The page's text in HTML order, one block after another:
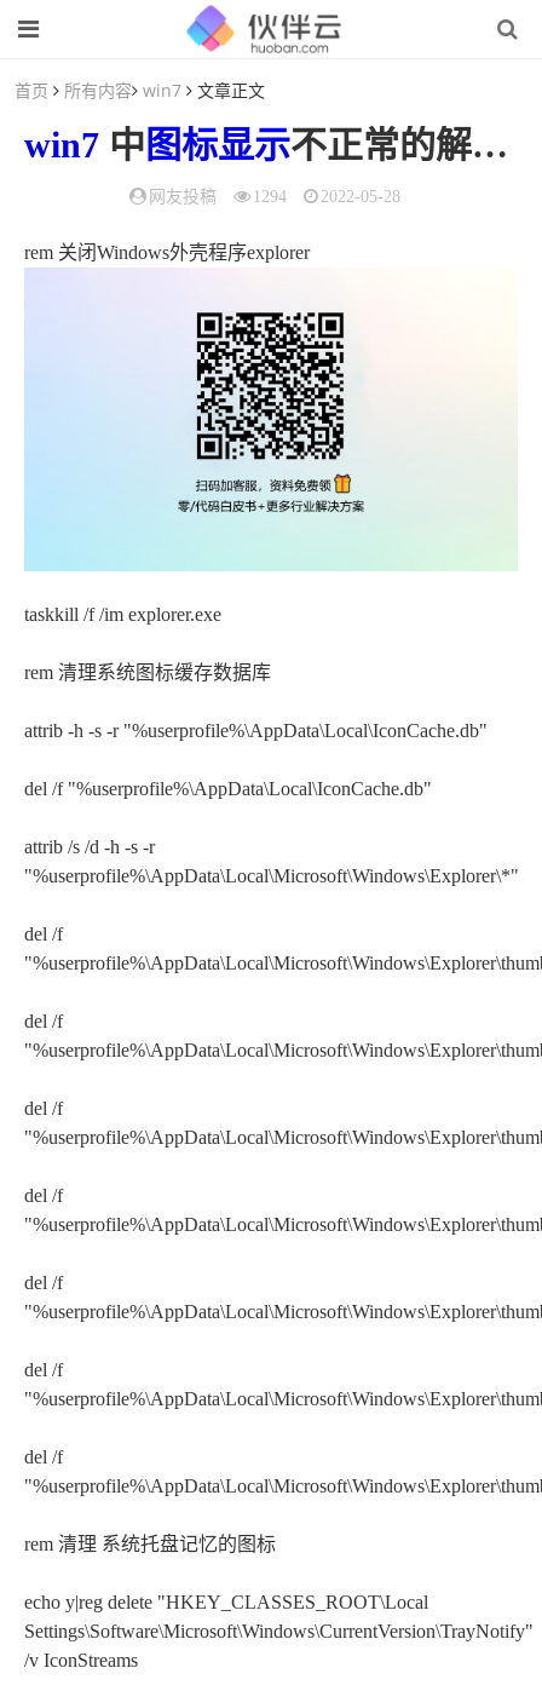
首页 所有内容 win7 文章正文
win7 中 图标显示不正常的解决方法
网友投稿 1294 2022-05-28
rem 关闭Windows外壳程序explorer
taskkill /f /im explorer.exe
rem 清理系统图标缓存数据库
attrib -h -s -r "%userprofile%\AppData\Local\IconCache.db"
del /f "%userprofile%\AppData\Local\IconCache.db"
attrib /s /d -h -s -r
"%userprofile%\AppData\Local\Microsoft\Windows\Explorer\*"
del /f
del /f
del /f
del /f
del /f
del /f
del /f
rem 清理 系统托盘记忆的图标
echo y|reg delete "HKEY_CLASSES_ROOT\Local
Settings\Software\Microsoft\Windows\CurrentVersion\TrayNotify"
/v IconStreams